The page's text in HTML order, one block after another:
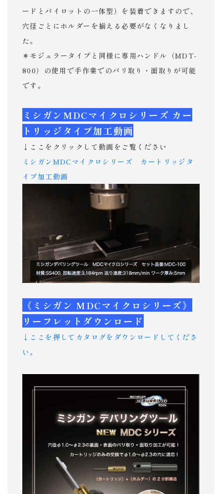
ードとパイロットの一体型）を装着できますので、
穴径ごとにホルダーを揃える必要がなくなりまし
た。
＊モジュラータイプと同様に専用ハンドル（MDT-
800）の使用で手作業でのバリ取り・面取りが可能
です。
ミシガンMDCマイクロシリーズ カー
トリッジタイプ加工動画
↓ここをクリックして動画をご覧ください
ミシガンMDCマイクロシリーズ カートリッジタ
イプ加工動画
《ミシガン MDCマイクロシリーズ》
リーフレットダウンロード
↓ここを押してカタログをダウンロードしてくださ
い。